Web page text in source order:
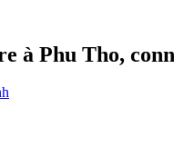
à Phu Tho,